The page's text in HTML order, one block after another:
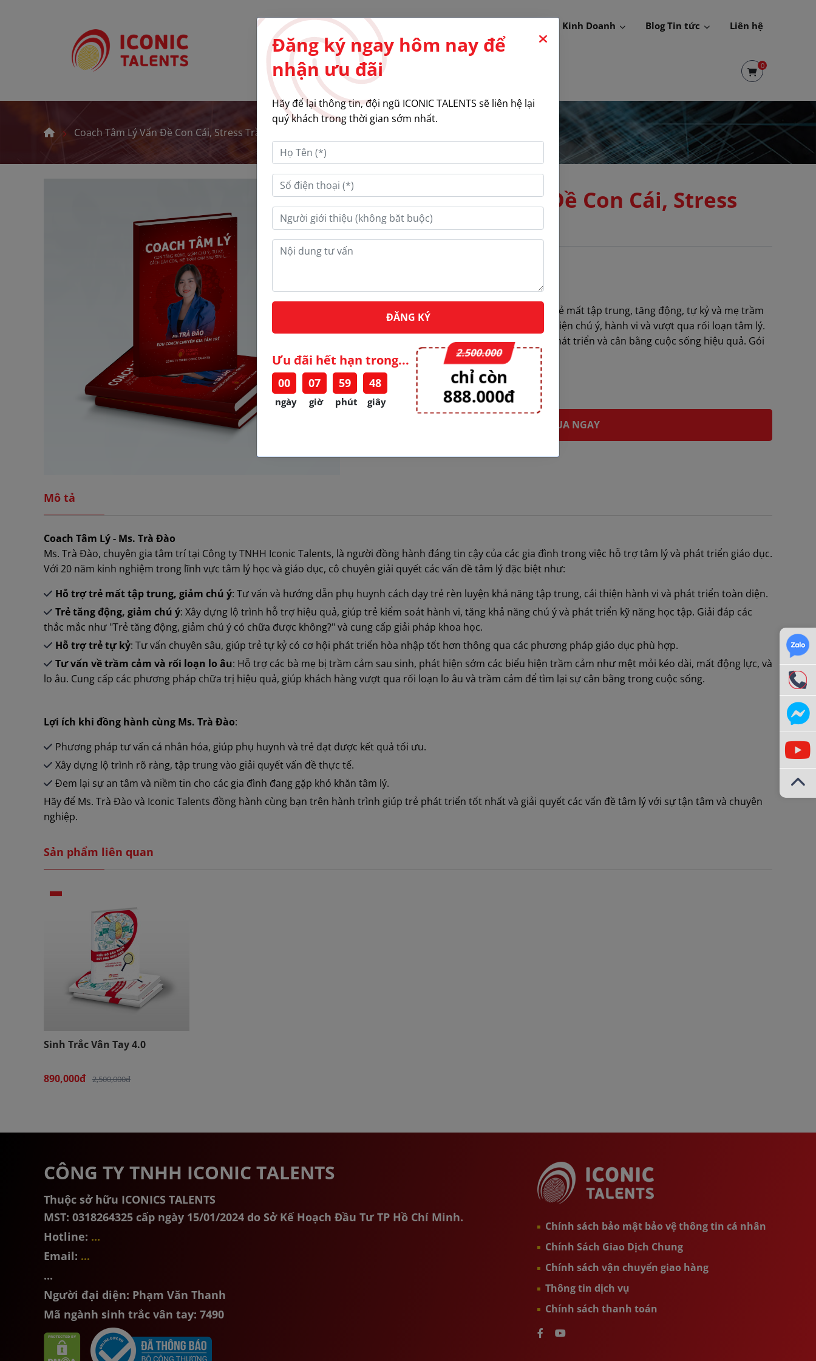
Về chúng tôi Gói Giải Pháp Cơ Hội Kinh Doanh Blog Tin tức Liên hệ
0
Coach Tâm Lý Vấn Đề Con Cái, Stress Trầm Cảm
Coach Tâm Lý Vấn Đề Con Cái, Stress
Trầm Cảm
Coach Tâm Lý - Ms. Trà Đào
Chuyên gia tâm trí tại Iconic Talents, hỗ trợ trẻ mất tập trung, tăng động, tự kỷ và mẹ trầm
cảm sau sinh. Tư vấn cá nhân hóa, giúp cải thiện chú ý, hành vi và vượt qua rối loạn tâm lý.
Đồng hành cùng gia đình xây dựng lộ trình phát triển và cân bằng cuộc sống hiệu quả. Gói
Coach tính theo giờ.
+
ĐẶT MUA NGAY
Mô tả
Coach Tâm Lý - Ms. Trà Đào
Ms. Trà Đào, chuyên gia tâm trí tại Công ty TNHH Iconic Talents, là người đồng hành đáng tin cậy của các gia đình trong việc hỗ trợ tâm lý và phát triển giáo dục.
Với 20 năm kinh nghiệm trong lĩnh vực tâm lý học và giáo dục, cô chuyên giải quyết các vấn đề tâm lý đặc biệt như:
Hỗ trợ trẻ mất tập trung, giảm chú ý: Tư vấn và hướng dẫn phụ huynh cách dạy trẻ rèn luyện khả năng tập trung, cải thiện hành vi và phát triển toàn diện.
Trẻ tăng động, giảm chú ý: Xây dựng lộ trình hỗ trợ hiệu quả, giúp trẻ kiểm soát hành vi, tăng khả năng chú ý và phát triển kỹ năng học tập. Giải đáp các
thắc mắc như "Trẻ tăng động, giảm chú ý có chữa được không?" và cung cấp giải pháp khoa học.
Hỗ trợ trẻ tự kỷ: Tư vấn chuyên sâu, giúp trẻ tự kỷ có cơ hội phát triển hòa nhập tốt hơn thông qua các phương pháp giáo dục phù hợp.
Tư vấn về trầm cảm và rối loạn lo âu: Hỗ trợ các bà mẹ bị trầm cảm sau sinh, phát hiện sớm các biểu hiện trầm cảm như mệt mỏi kéo dài, mất động lực, và
lo âu. Cung cấp các phương pháp chữa trị hiệu quả, giúp khách hàng vượt qua rối loạn lo âu và trầm cảm để tìm lại sự cân bằng trong cuộc sống.
Lợi ích khi đồng hành cùng Ms. Trà Đào:
Phương pháp tư vấn cá nhân hóa, giúp phụ huynh và trẻ đạt được kết quả tối ưu.
Xây dựng lộ trình rõ ràng, tập trung vào giải quyết vấn đề thực tế.
Đem lại sự an tâm và niềm tin cho các gia đình đang gặp khó khăn tâm lý.
Hãy để Ms. Trà Đào và Iconic Talents đồng hành cùng bạn trên hành trình giúp trẻ phát triển tốt nhất và giải quyết các vấn đề tâm lý với sự tận tâm và chuyên
nghiệp.
Sản phẩm liên quan
Sinh Trắc Vân Tay 4.0
890,000đ 2,500,000đ
CÔNG TY TNHH ICONIC TALENTS
Thuộc sở hữu ICONICS TALENTS
MST: 0318264325 cấp ngày 15/01/2024 do Sở Kế Hoạch Đầu Tư TP Hồ Chí Minh.
Hotline: ...
Email: ...
...
Người đại diện: Phạm Văn Thanh
Mã ngành sinh trắc vân tay: 7490
Chính sách bảo mật bảo vệ thông tin cá nhân
Chính Sách Giao Dịch Chung
Chính sách vận chuyển giao hàng
Thông tin dịch vụ
Chính sách thanh toán
Đăng ký ngay hôm nay để
nhận ưu đãi
Hãy để lại thông tin, đội ngũ ICONIC TALENTS sẽ liên hệ lại
quý khách trong thời gian sớm nhất.
ĐĂNG KÝ
Ưu đãi hết hạn trong...
00
ngày
07
giờ
59
phút
47
giây
2.500.000
chỉ còn
888.000đ